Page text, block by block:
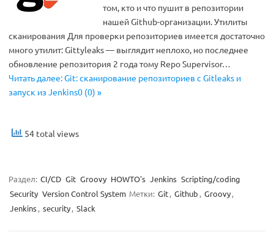
том, кто и что пушит в репозитории
нашей Github-организации. Утилиты
сканирования Для проверки репозиториев имеется достаточно
много утилит: Gittyleaks — выглядит неплохо, но последнее
обновление репозитория 2 года тому Repo Supervisor…
Читать далее: Git: сканирование репозиториев с Gitleaks и
запуск из Jenkins0 (0) »
54 total views
Раздел: CI/CD Git Groovy HOWTO's Jenkins Scripting/coding
Security Version Control System Метки: Git, Github , Groovy,
Jenkins, security, Slack